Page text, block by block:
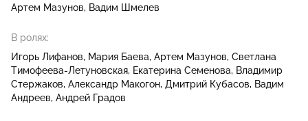
Артем Мазунов
Вадим Шмелев
В ролях:
Игорь Лифанов
Мария Баева Артем Мазунов Светлана
Тимофеева-Летуновская Екатерина Семенова Владимир
Стержаков Александр Макогон Дмитрий Кубасов
Вадим
Андреев Андрей Градов